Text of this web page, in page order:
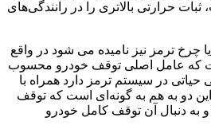
حرارتی بالاتری را در رانندگی‌های
ترمز نیز نامیده می شود در واقع
که عامل اصلی توقف خودرو محسوب
در سیستم ترمز دارد همراه با
دو به هم به گونه‌ای است که توقف
دنبال آن توقف کامل خودرو